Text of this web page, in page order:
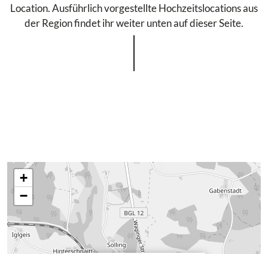
Location. Ausführlich vorgestellte Hochzeitslocations aus
der Region findet ihr weiter unten auf dieser Seite.
+
−